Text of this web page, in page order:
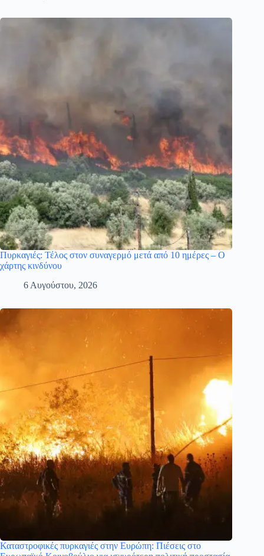
Πυρκαγιές: Τέλος στον συναγερμό μετά από 10 ημέρες – Ο
χάρτης κινδύνου
6 Αυγούστου, 2026
Καταστροφικές πυρκαγιές στην Ευρώπη: Πιέσεις στο